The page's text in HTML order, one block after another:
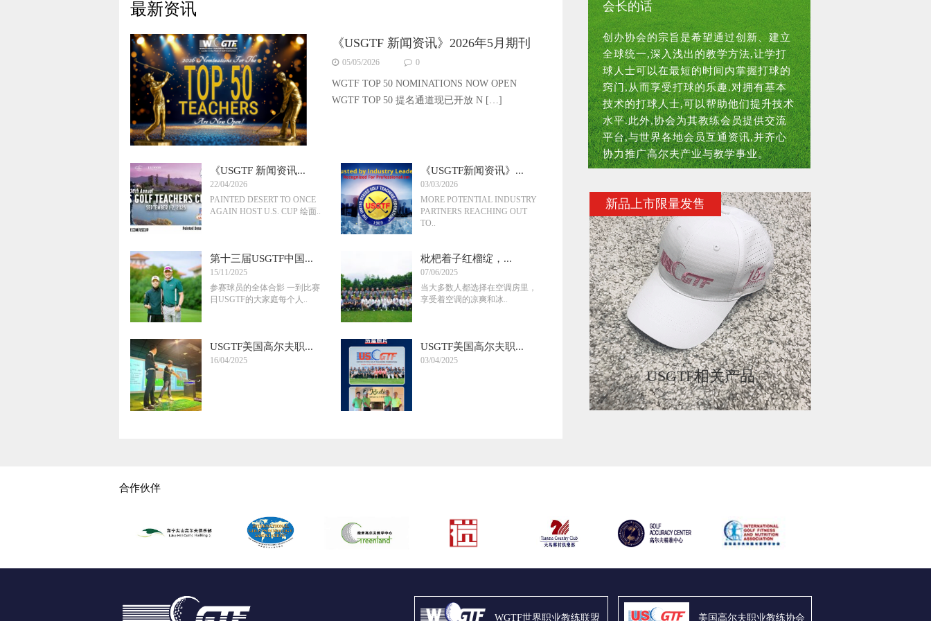
最新资讯
《USGTF 新闻资讯》2026年5月期刊
05/05/2026 0
WGTF TOP 50 NOMINATIONS NOW OPEN
WGTF TOP 50 提名通道现已开放 N […]
《USGTF 新闻资讯...
22/04/2026
PAINTED DESERT TO ONCE
AGAIN HOST U.S. CUP 绘面..
《USGTF新闻资讯》...
03/03/2026
MORE POTENTIAL INDUSTRY
PARTNERS REACHING OUT
TO..
第十三届USGTF中国...
15/11/2025
参赛球员的全体合影 一到比赛
日USGTF的大家庭每个人..
枇杷着子红榴绽，...
07/06/2025
当大多数人都选择在空调房里，
享受着空调的凉爽和冰..
USGTF美国高尔夫职...
16/04/2025
USGTF美国高尔夫职...
03/04/2025
会长的话
创办协会的宗旨是希望通过创新、建立
全球统一,深入浅出的教学方法,让学打
球人士可以在最短的时间内掌握打球的
窍门,从而享受打球的乐趣.对拥有基本
技术的打球人士,可以帮助他们提升技术
水平.此外,协会为其教练会员提供交流
平台,与世界各地会员互通资讯,并齐心
协力推广高尔夫产业与教学事业。
新品上市限量发售
USGTF相关产品
合作伙伴
美国高尔夫职业教练协会
WGTF世界职业教练联盟